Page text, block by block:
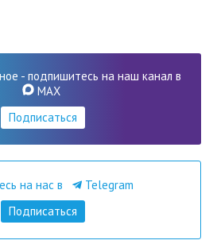
- подпишитесь на наш канал в
MAX
Подписаться
на нас в
Telegram
Подписаться